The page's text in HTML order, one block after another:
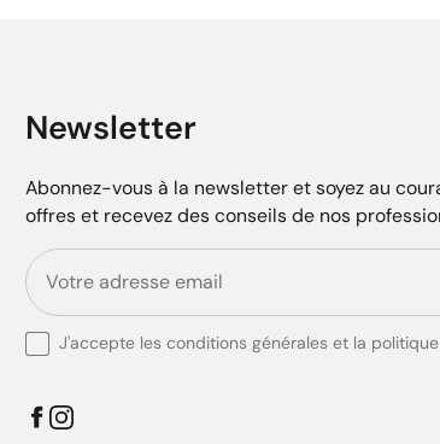
Newsletter
Abonnez-vous à la newsletter et soyez au
offres et recevez des conseils de nos
J'accepte les conditions générales et la